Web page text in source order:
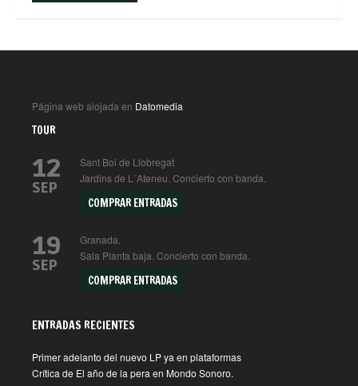
Página web alojada en Datomedia
TOUR
12
SEP
Sant Boi de Llobregat
Jardins de L´Ateneu. Concierto con banda.
COMPRAR ENTRADAS
19
SEP
Granada.
Sala Planta baja. Concierto con banda.
COMPRAR ENTRADAS
ENTRADAS RECIENTES
Primer adelanto del nuevo LP ya en plataformas
Crítica de El año de la pera en Mondo Sonoro.